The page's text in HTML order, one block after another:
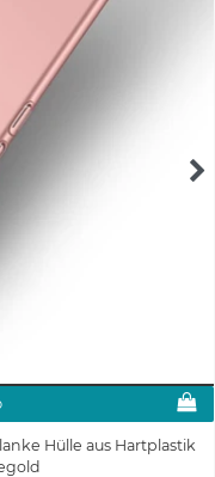
Hülle aus Hartplastik